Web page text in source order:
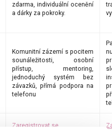
zdarma, individuální ocenění
a dárky za pokroky.
Komunitní zázemí s pocitem
sounáležitosti, osobní
přístup, mentoring,
jednoduchý systém bez
závazků, přímá podpora na
telefonu
Zaregistrovat se